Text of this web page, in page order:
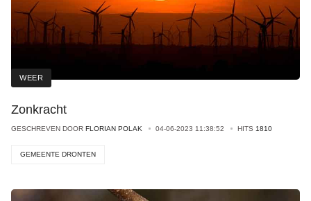
WEER
Zonkracht
GESCHREVEN DOOR FLORIAN POLAK 04-06-2023 11:38:52 HITS 1810
GEMEENTE DRONTEN